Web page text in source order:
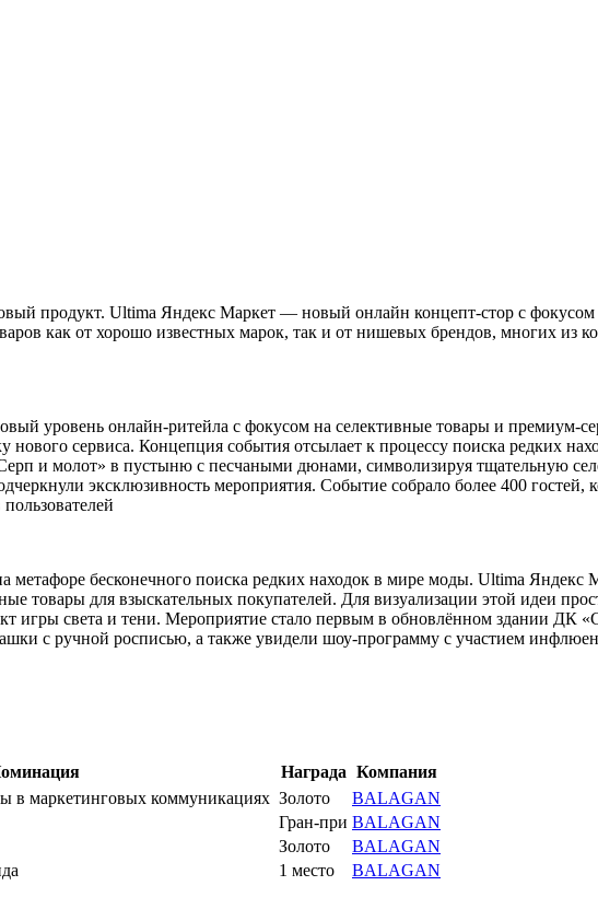
продукт. Ultima Яндекс Маркет — новый онлайн концепт-стор с
как от хорошо известных марок, так и от нишевых брендов, многих из
уровень онлайн-ритейла с фокусом на селективные товары и
нового сервиса. Концепция события отсылает к процессу поиска редких
и молот» в пустыню с песчаными дюнами, символизируя тщательную
эксклюзивность мероприятия. Событие собрало более 400 гостей,
метафоре бесконечного поиска редких находок в мире моды. Ultima
товары для взыскательных покупателей. Для визуализации этой идеи
игры света и тени. Мероприятие стало первым в обновлённом здании ДК
с ручной росписью, а также увидели шоу-программу с участием
Награда Компания
в маркетинговых коммуникациях Золото
BALAGAN
Гран-при BALAGAN
Золото
BALAGAN
1 место BALAGAN